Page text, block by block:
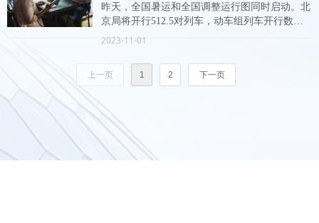
宠
昨天，全国暑运和全国调整运行图同时启动。北
京局将开行512.5对列车，动车组列车开行数量
达到全部开行列车的六成。昨天，北京首次开行
方便旅客出行，北京还首次在周末加开两趟去往
哈尔滨西的“红眼”高铁。
2023-11-01
上一页 1 2 下一页